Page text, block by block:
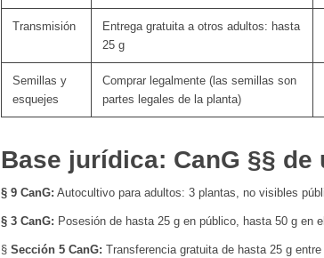
Transmisión
Entrega gratuita a otros adultos: hasta
25 g
Semillas y
esquejes
Comprar legalmente (las semillas son
partes legales de la planta)
Base jurídica: CanG §§ de
§ 9 CanG: Autocultivo para adultos: 3 plantas, no visibles
§ 3 CanG: Posesión de hasta 25 g en público, hasta 50 g en
§ Sección 5 CanG: Transferencia gratuita de hasta 25 g